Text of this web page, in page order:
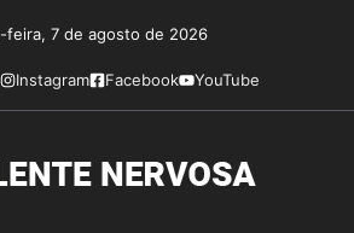
feira, 7 de agosto de 2026
Instagram Facebook YouTube